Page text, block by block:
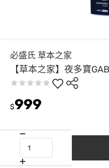
必盛氏 草本之家
【草本之家】夜多寶
$999